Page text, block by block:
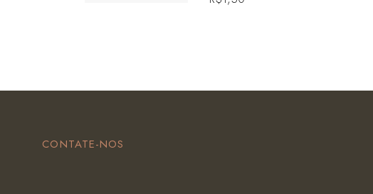
CONTATE-NOS